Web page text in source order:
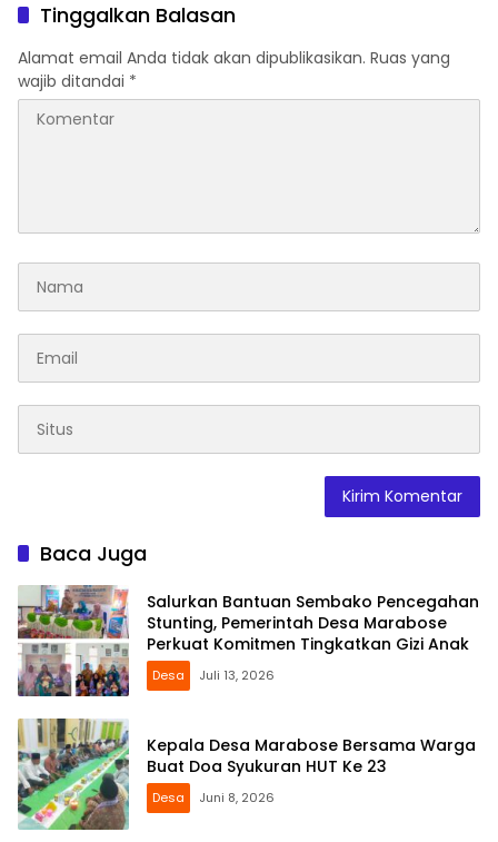
Tinggalkan Balasan
Alamat email Anda tidak akan dipublikasikan. Ruas yang
wajib ditandai *
Baca Juga
Salurkan Bantuan Sembako Pencegahan
Stunting, Pemerintah Desa Marabose
Perkuat Komitmen Tingkatkan Gizi Anak
Desa Juli 13, 2026
Kepala Desa Marabose Bersama Warga
Buat Doa Syukuran HUT Ke 23
Desa Juni 8, 2026